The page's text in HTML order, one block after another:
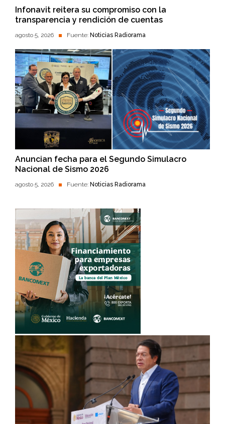
Infonavit reitera su compromiso con la
transparencia y rendición de cuentas
agosto 5, 2026 Fuente: Noticias Radiorama
Anuncian fecha para el Segundo Simulacro
Nacional de Sismo 2026
agosto 5, 2026 Fuente: Noticias Radiorama